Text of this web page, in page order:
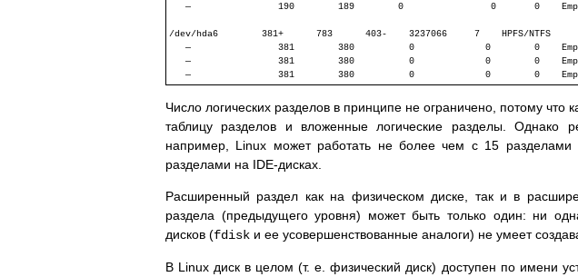
—                190        189        0                0       0
/dev/hda6        381+      783      403-    3237066     7    HPFS/NTFS
—                381        380          0             0        0
—                381        380          0             0        0
Число логических разделов в принципе не ограничено, потому что
таблицу разделов и вложенные логические разделы. Однако
например, Linux может работать не более чем с 15
разделами на IDE-дисках.
Расширенный раздел как на физическом диске, так и в
раздела (предыдущего уровня) может быть только один: ни
дисков (fdisk и ее усовершенствованные аналоги) не умеет
В Linux диск в целом (т. е. физический диск) доступен по имени